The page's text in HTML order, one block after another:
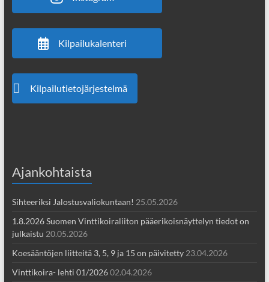
Kilpailukalenteri
Kilpailutietojärjestelmä
Ajankohtaista
Sihteeriksi Jalostusvaliokuntaan! 25.05.2026
1.8.2026 Suomen Vinttikoiraliiton pääerikoisnäyttelyn tiedot on
julkaistu 20.05.2026
Koesääntöjen liitteitä 3, 5, 9 ja 15 on päivitetty 23.04.2026
Vinttikoira- lehti 01/202602.04.2026